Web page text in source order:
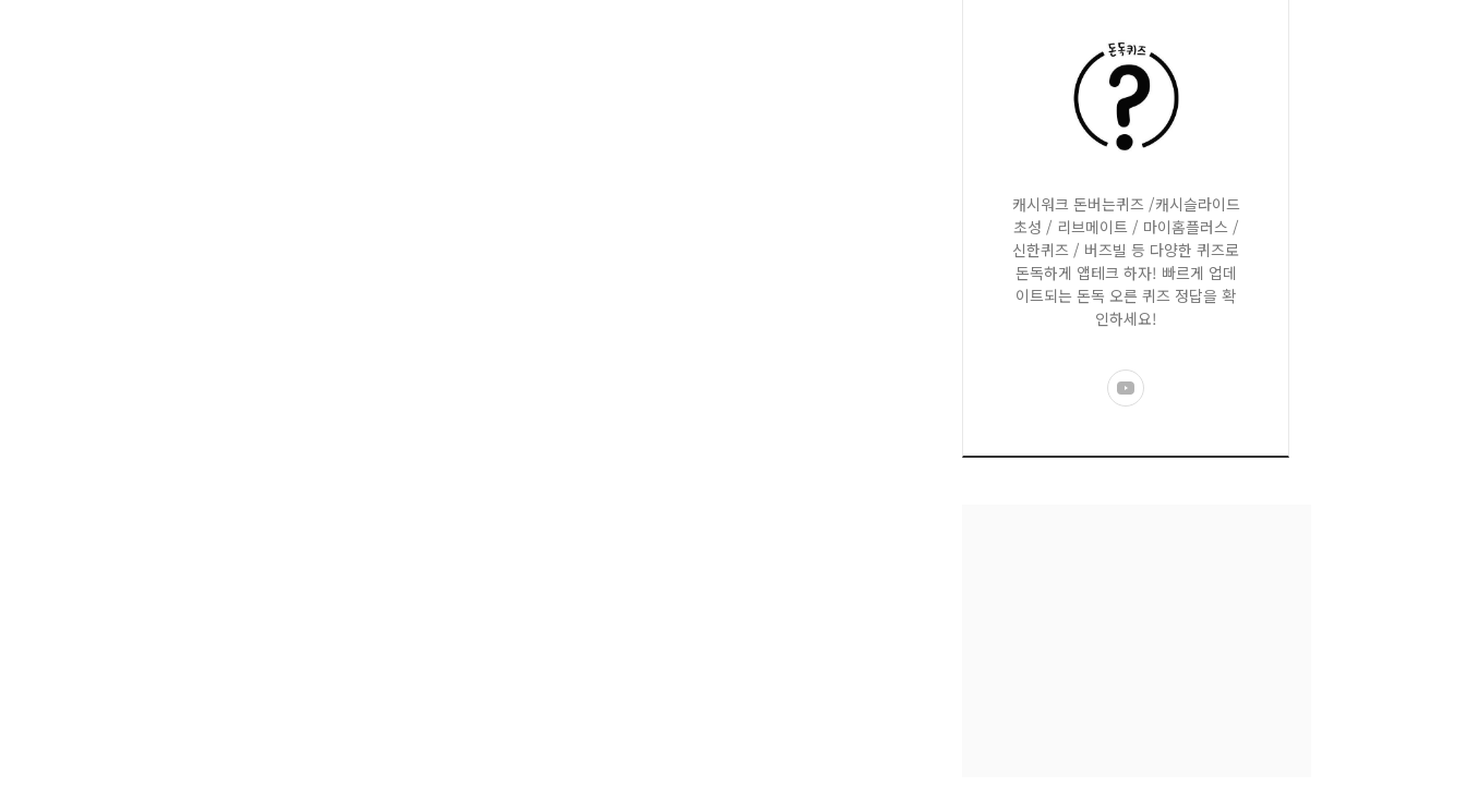
캐시워크 돈버는퀴즈 /캐시슬라이드
초성 / 리브메이트 / 마이홈플러스 /
신한퀴즈 / 버즈빌 등 다양한 퀴즈로
돈독하게 앱테크 하자! 빠르게 업데
이트되는 돈독 오른 퀴즈 정답을 확
인하세요!